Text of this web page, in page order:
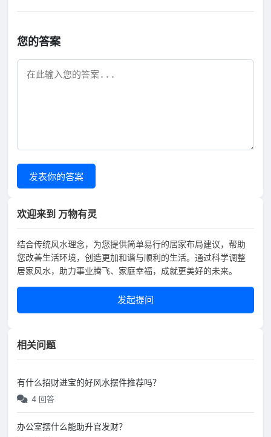
您的答案
发表你的答案
欢迎来到 万物有灵
结合传统风水理念，为您提供简单易行的居家布局建议，帮助
您改善生活环境，创造更加和谐与顺利的生活。通过科学调整
居家风水，助力事业腾飞、家庭幸福，成就更美好的未来。
发起提问
相关问题
有什么招财进宝的好风水摆件推荐吗？
4 回答
办公室摆什么能助升官发财？